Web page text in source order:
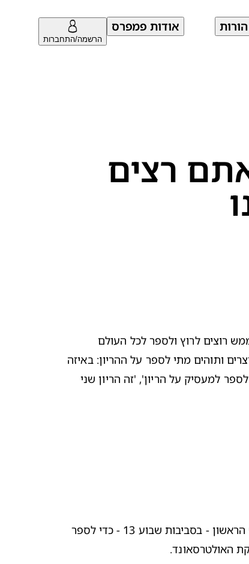
הורות אודות פמפרס
הרשמה/התחברות
רצים
שבוע מספרים על הריון? ובכן, הסיבות לכך רבות: 'כי עדיין לא נראה דופק', 'אם ההריון לא יתפתח כמו שצריך', 'לא יודעים מתי לספר למעסיק על הריון', 'זה הריון שני
- בסביבות שבוע 13
האולטרסאונד.